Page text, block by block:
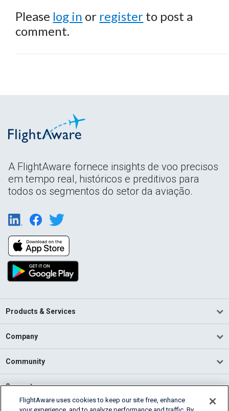
Please log in or register to post a
comment.
A FlightAware fornece insights de voo precisos
em tempo real, históricos e preditivos para
todos os segmentos do setor da aviação.
Products & Services
Company
Community
Support
FlightAware uses cookies to keep our site free, enhance